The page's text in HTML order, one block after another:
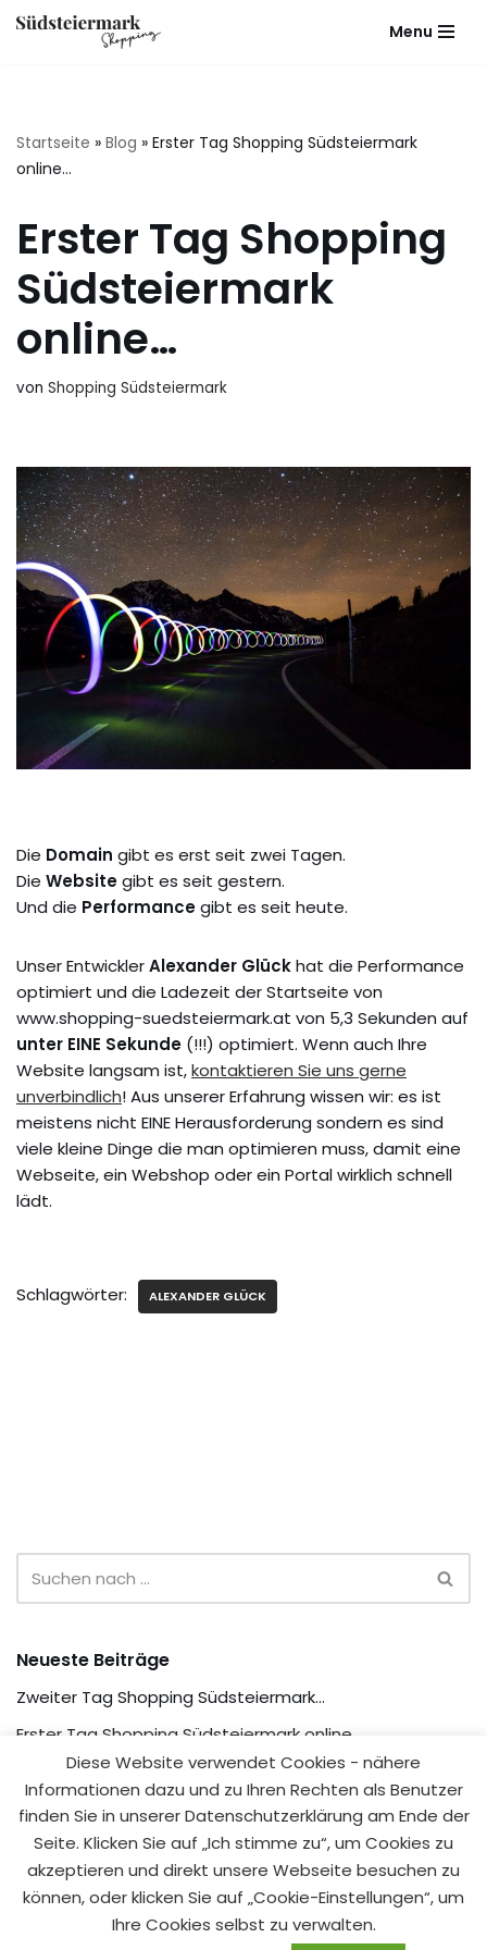
Menu
Startseite » Blog » Erster Tag Shopping Südsteiermark
online…
Erster Tag Shopping
Südsteiermark
online…
von Shopping Südsteiermark
Die Domain gibt es erst seit zwei Tagen.
Die Websitegibt es seit gestern.
Und die Performancegibt es seit heute.
Unser EntwicklerAlexander Glückhat die Performance
optimiert und die Ladezeit der Startseite von
www.shopping-suedsteiermark.at von 5,3 Sekunden auf
unter EINE Sekunde (!!!) optimiert. Wenn auch Ihre
Website langsam ist,kontaktieren Sie uns gerne
unverbindlich! Aus unserer Erfahrung wissen wir: es ist
meistens nicht EINE Herausforderung sondern es sind
viele kleine Dinge die man optimieren muss, damit eine
Webseite, ein Webshop oder ein Portal wirklich schnell
lädt.
Schlagwörter: ALEXANDER GLÜCK
Neueste Beiträge
Zweiter Tag Shopping Südsteiermark…
Erster Tag Shopping Südsteiermark online…
We are online!
Neueste Kommentare
Diese Website verwendet Cookies - nähere
Informationen dazu und zu Ihren Rechten als Benutzer
finden Sie in unserer Datenschutzerklärung am Ende der
Seite. Klicken Sie auf „Ich stimme zu“, um Cookies zu
akzeptieren und direkt unsere Webseite besuchen zu
können, oder klicken Sie auf „Cookie-Einstellungen“, um
Ihre Cookies selbst zu verwalten.